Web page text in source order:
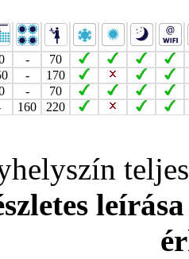
-
70
-
170
-
70
160 220